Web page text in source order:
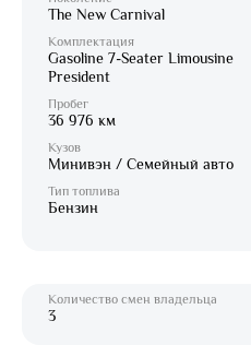
The New Carnival
Комплектация
Gasoline 7-Seater Limousine
President
Пробег
36 976 км
Кузов
Минивэн / Семейный авто
Тип топлива
Бензин
Количество смен владельца
3